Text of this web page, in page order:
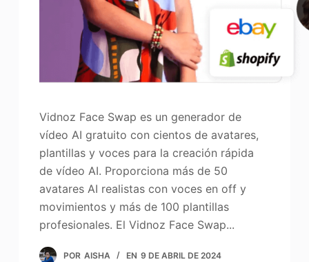
Vidnoz Face Swap es un generador de
vídeo AI gratuito con cientos de avatares,
plantillas y voces para la creación rápida
de vídeo AI. Proporciona más de 50
avatares AI realistas con voces en off y
movimientos y más de 100 plantillas
profesionales. El Vidnoz Face Swap...
POR AISHA EN 9 DE ABRIL DE 2024